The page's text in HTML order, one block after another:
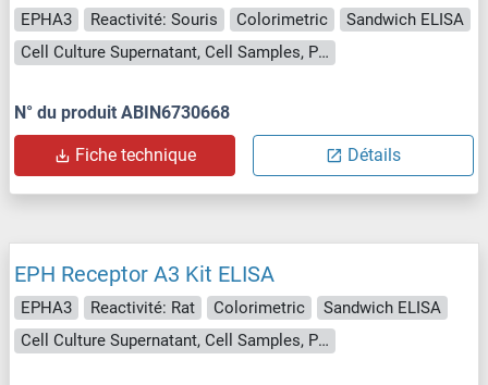
EPHA3 Reactivité: Souris Colorimetric
Sandwich ELISA
Cell Culture Supernatant, Cell Samples, Plasma, Serum, Tissue Lysate
N° du produit ABIN6730668
Fiche technique Détails
EPH Receptor A3 Kit ELISA
EPHA3 Reactivité: Rat Colorimetric
Sandwich ELISA
Cell Culture Supernatant, Cell Samples, Plasma, Serum, Tissue Lysate